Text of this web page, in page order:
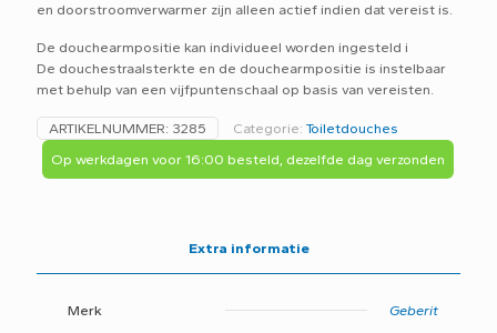
en doorstroomverwarmer zijn alleen actief indien dat vereist is.
De douchearmpositie kan individueel worden ingesteld i
De douchestraalsterkte en de douchearmpositie is instelbaar
met behulp van een vijfpuntenschaal op basis van vereisten.
ARTIKELNUMMER: 3285 Categorie: Toiletdouches
Op werkdagen voor 16:00 besteld, dezelfde dag verzonden
Extra informatie
Merk Geberit